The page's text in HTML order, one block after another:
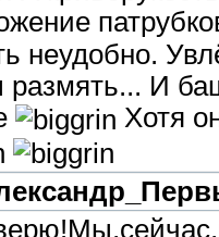
неудобно.
И
Хотя